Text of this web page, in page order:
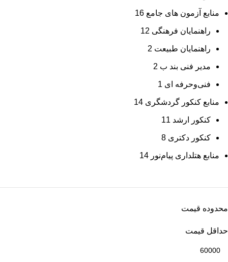
منابع آزمون های جامع 16
راهنمایان فرهنگی 12
راهنمایان طبیعت 2
مدیر فنی بند ب 2
فنی‌وحرفه‌ ای 1
منابع کنکور گردشگری 14
کنکور ارشد 11
کنکور دکتری 8
منابع هتلداری پیام‌نور 14
محدوده قیمت
حداقل قیمت